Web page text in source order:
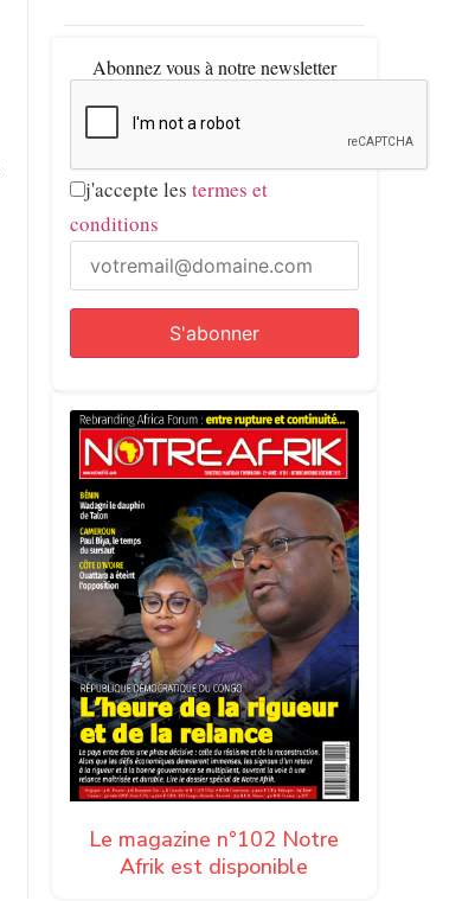
Abonnez vous à notre newsletter
j'accepte les termes et
conditions
Le magazine n°102 Notre
Afrik est disponible